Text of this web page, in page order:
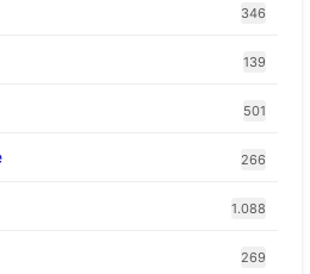
346
139
501
266
1.088
269